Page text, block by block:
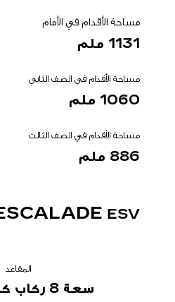
مساحة الأقدام في الأمام
1131 ملم
مساحة الأقدام في الصف الثاني
1060 ملم
مساحة الأقدام في الصف الثالث
886 ملم
ESCALADEESV
المقاعد
سعة 8 ركاب كحد أقصى